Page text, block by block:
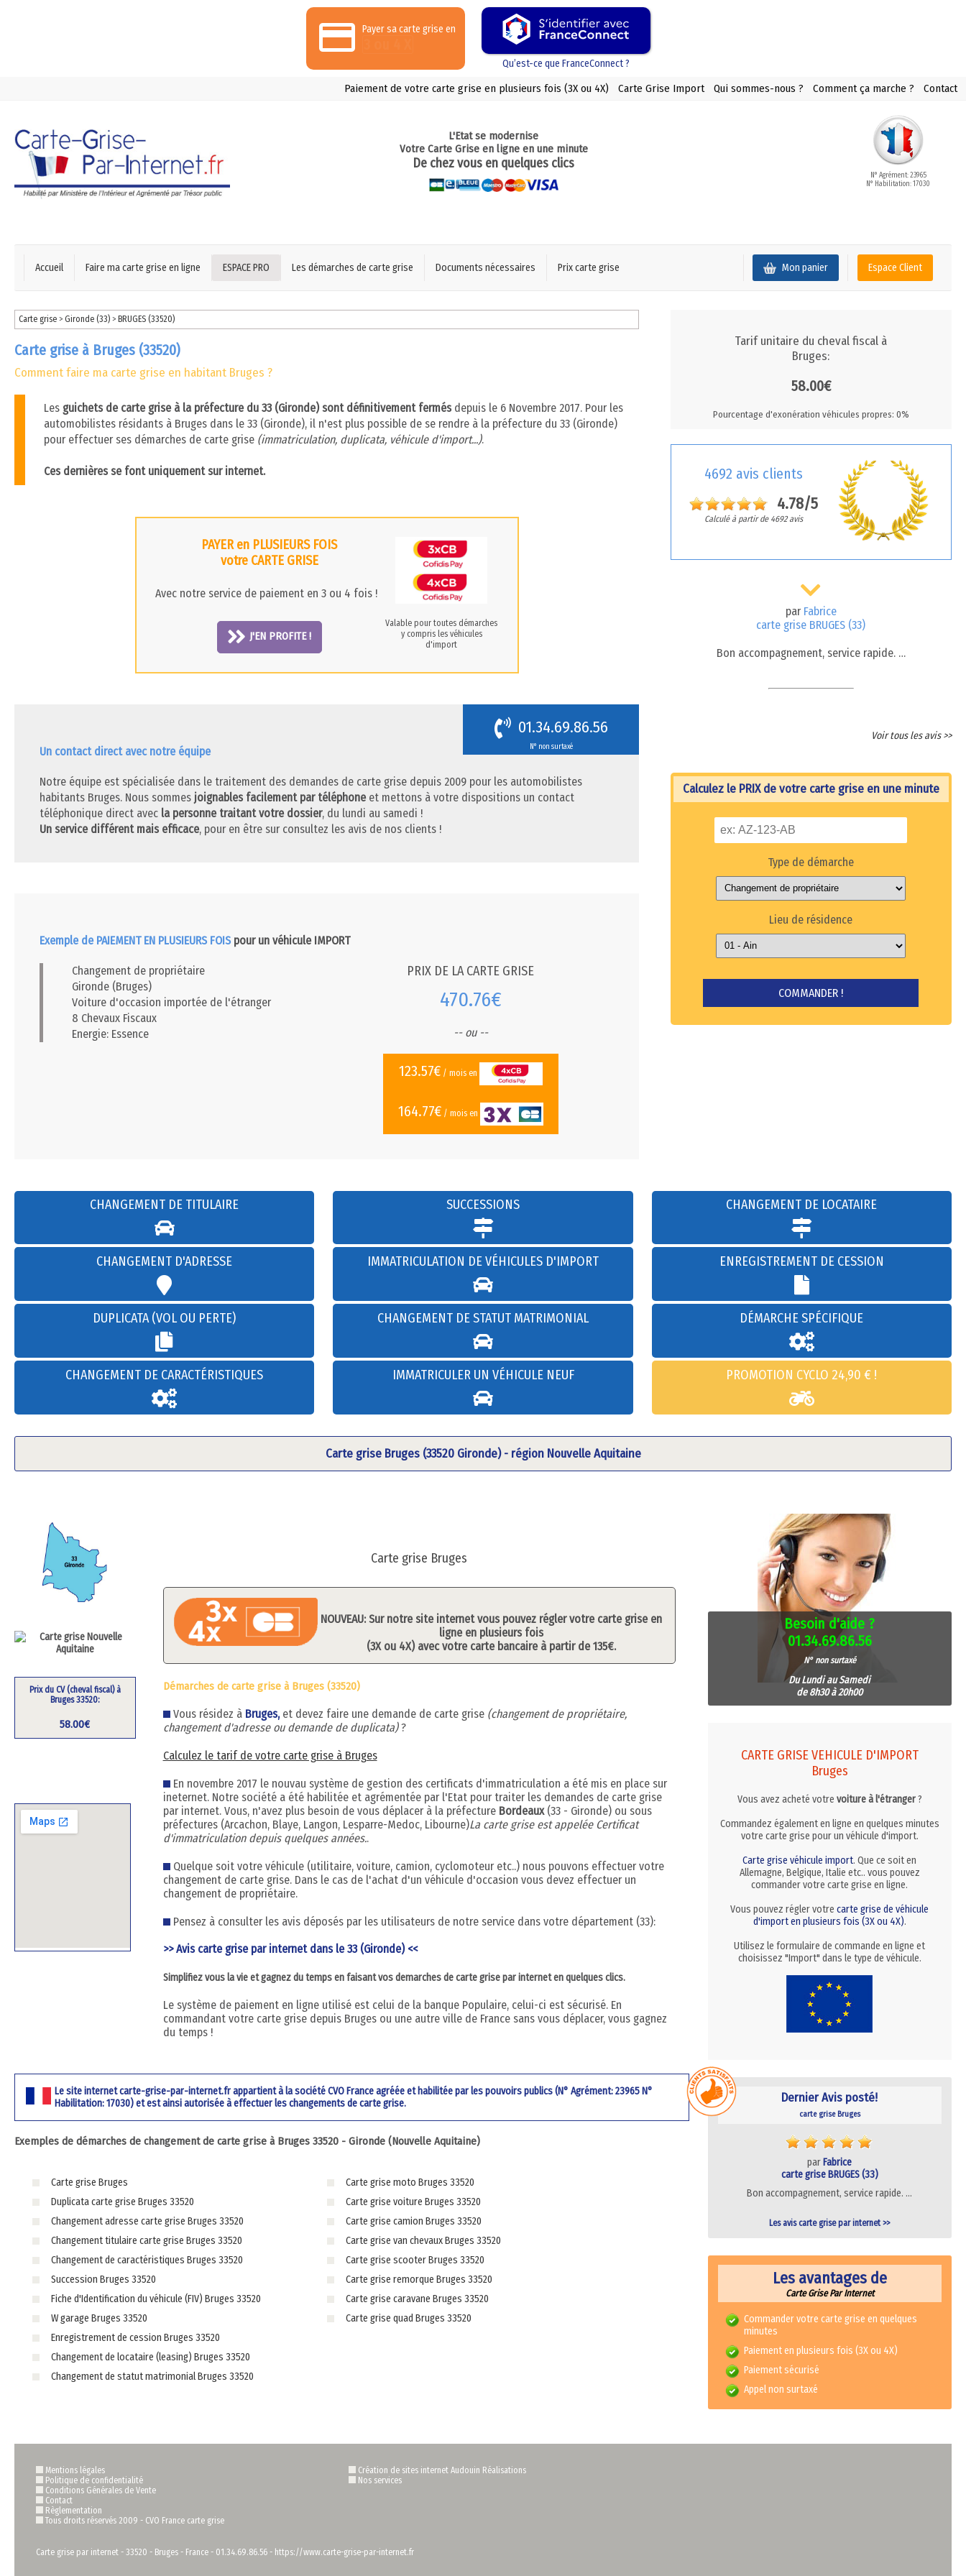
Payer sa carte grise en
Qu’est-ce que FranceConnect ?
Paiement de votre carte grise en plusieurs fois (3X ou 4X) Carte Grise Import Qui sommes-nous ? Comment ça marche ? Contact
L'Etat se modernise
Votre Carte Grise en ligne en une minute
De chez vous en quelques clics
N° Agrément: 23965
N° Habilitation: 17030
Accueil Faire ma carte grise en ligne ESPACE PRO Les démarches de carte grise Documents nécessaires Prix carte grise Espace Client
Mon panier
Carte grise >Gironde (33)> BRUGES (33520)
Carte grise à Bruges (33520)
Comment faire ma carte grise en habitant Bruges ?
Les guichets de carte grise à la préfecture du 33 (Gironde) sont définitivement fermés depuis le 6 Novembre 2017. Pour les
automobilistes résidants à Bruges dans le 33 (Gironde), il n'est plus possible de se rendre à la préfecture du 33 (Gironde)
pour effectuer ses démarches de carte grise (immatriculation, duplicata, véhicule d'import...).
Ces dernières se font uniquement sur internet.
PAYER en PLUSIEURS FOIS
votre CARTE GRISE
Avec notre service de paiement en 3 ou 4 fois !
J'EN PROFITE !
Valable pour toutes démarches
y compris les véhicules
d'import
Un contact direct avec notre équipe
01.34.69.86.56
N° non surtaxé
Notre équipe est spécialisée dans le traitement des demandes de carte grise depuis 2009 pour les automobilistes
habitants Bruges. Nous sommes joignables facilement par téléphoneet mettons à votre dispositions un contact
téléphonique direct avec la personne traitant votre dossier, du lundi au samedi !
Un service différent mais efficace, pour en être sur consultez les avis de nos clients !
Exemple de PAIEMENT EN PLUSIEURS FOISpour un véhicule IMPORT
Changement de propriétaire
Gironde (Bruges)
Voiture d'occasion importée de l'étranger
8 Chevaux Fiscaux
Energie: Essence
PRIX DE LA CARTE GRISE
470.76€
-- ou --
123.57€/ mois en
164.77€/ mois en
Tarif unitaire du cheval fiscal à
Bruges:
58.00€
Pourcentage d'exonération véhicules propres: 0%
4692 avis clients
4.78/5
Calculé à partir de 4692 avis
par Fabrice
carte grise BRUGES (33)
Bon accompagnement, service rapide. …
Voir tous les avis >>
Calculez le PRIX de votre carte grise en une minute
Type de démarche
Lieu de résidence
CHANGEMENT DE TITULAIRE
CHANGEMENT D'ADRESSE
DUPLICATA (VOL OU PERTE)
CHANGEMENT DE CARACTÉRISTIQUES
SUCCESSIONS
IMMATRICULATION DE VÉHICULES D'IMPORT
CHANGEMENT DE STATUT MATRIMONIAL
IMMATRICULER UN VÉHICULE NEUF
CHANGEMENT DE LOCATAIRE
ENREGISTREMENT DE CESSION
DÉMARCHE SPÉCIFIQUE
PROMOTION CYCLO 24,90 € !
Carte grise Bruges (33520 Gironde) - région Nouvelle Aquitaine
Prix du CV (cheval fiscal) à
Bruges 33520:
58.00€
Carte grise Bruges
NOUVEAU: Sur notre site internet vous pouvez régler votre carte grise en
ligne en plusieurs fois
(3X ou 4X) avec votre carte bancaire à partir de 135€.
Démarches de carte grise à Bruges (33520)
Vous résidez à Bruges, et devez faire une demande de carte grise (changement de propriétaire,
changement d'adresse ou demande de duplicata)?
Calculez le tarif de votre carte grise à Bruges
En novembre 2017 le nouvau système de gestion des certificats d'immatriculation a été mis en place sur
ineternet. Notre société a été habilitée et agrémentée par l'Etat pour traiter les demandes de carte grise
par internet. Vous, n'avez plus besoin de vous déplacer à la préfecture Bordeaux(33 - Gironde) ou sous
préfectures (Arcachon, Blaye, Langon, Lesparre-Medoc, Libourne)La carte grise est appelée Certificat
d'immatriculation depuis quelques années..
Quelque soit votre véhicule (utilitaire, voiture, camion, cyclomoteur etc..) nous pouvons effectuer votre
changement de carte grise. Dans le cas de l'achat d'un véhicule d'occasion vous devez effectuer un
changement de propriétaire.
Pensez à consulter les avis déposés par les utilisateurs de notre service dans votre département (33):
>> Avis carte grise par internet dans le 33 (Gironde) <<
Simplifiez vous la vie et gagnez du temps en faisant vos demarches de carte grise par internet en quelques clics.
Le système de paiement en ligne utilisé est celui de la banque Populaire, celui-ci est sécurisé. En
commandant votre carte grise depuis Bruges ou une autre ville de France sans vous déplacer, vous gagnez
du temps !
Le site internet carte-grise-par-internet.fr appartient à la société CVO France agréée et habilitée par les pouvoirs publics (N° Agrément: 23965 N°
Habilitation: 17030) et est ainsi autorisée à effectuer les changements de carte grise.
Exemples de démarches de changement de carte grise à Bruges 33520 - Gironde (Nouvelle Aquitaine)
Carte grise Bruges
Duplicata carte grise Bruges 33520
Changement adresse carte grise Bruges 33520
Changement titulaire carte grise Bruges 33520
Changement de caractéristiques Bruges 33520
Succession Bruges 33520
Fiche d'Identification du véhicule (FIV) Bruges 33520
W garage Bruges 33520
Enregistrement de cession Bruges 33520
Changement de locataire (leasing) Bruges 33520
Changement de statut matrimonial Bruges 33520
Carte grise moto Bruges 33520
Carte grise voiture Bruges 33520
Carte grise camion Bruges 33520
Carte grise van chevaux Bruges 33520
Carte grise scooter Bruges 33520
Carte grise remorque Bruges 33520
Carte grise caravane Bruges 33520
Carte grise quad Bruges 33520
Besoin d'aide ?
01.34.69.86.56
N° non surtaxé
Du Lundi au Samedi
de 8h30 à 20h00
CARTE GRISE VEHICULE D'IMPORT
Bruges
Vous avez acheté votre voiture à l'étranger?
Commandez également en ligne en quelques minutes
votre carte grise pour un véhicule d'import.
Carte grise véhicule import. Que ce soit en
Allemagne, Belgique, Italie etc.. vous pouvez
commander votre carte grise en ligne.
Vous pouvez régler votrecarte grise de véhicule
d'import en plusieurs fois (3X ou 4X).
Utilisez le formulaire de commande en ligne et
choisissez "Import" dans le type de véhicule.
Dernier Avis posté!
carte grise Bruges
par Fabrice
carte grise BRUGES (33)
Bon accompagnement, service rapide. …
Les avis carte grise par internet >>
Les avantages de
Carte Grise Par Internet
Commander votre carte grise en quelques
minutes
Paiement en plusieurs fois (3X ou 4X)
Paiement sécurisé
Appel non surtaxé
Mentions légales
Politique de confidentialité
Conditions Générales de Vente
Contact
Règlementation
Tous droits réservés 2009 - CVO France carte grise
Création de sites internet Audouin Réalisations
Nos services
Carte grise par internet - 33520 - Bruges - France - 01.34.69.86.56 - https://www.carte-grise-par-internet.fr